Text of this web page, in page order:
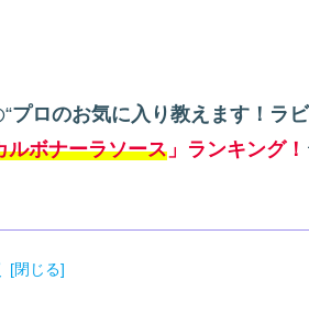
プロのお気に入り教えます！ラ
ルボナーラソース 」ランキング！